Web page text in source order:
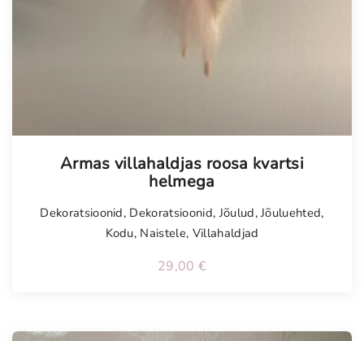
Armas villahaldjas roosa kvartsi
helmega
Dekoratsioonid, Dekoratsioonid, Jõulud,Jõuluehted,
Kodu, Naistele, Villahaldjad
29,00 €